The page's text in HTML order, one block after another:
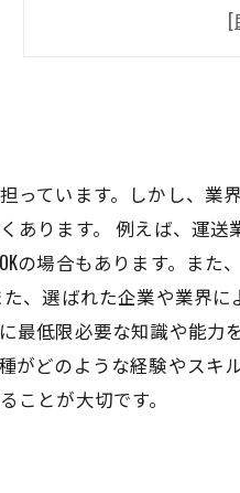
給与や労働条件
ています。しかし、業
あります。 例えば、運
の場合もあります。ま
、選ばれた企業や業界
最低限必要な知識や能
がどのような経験やス
ことが大切です。